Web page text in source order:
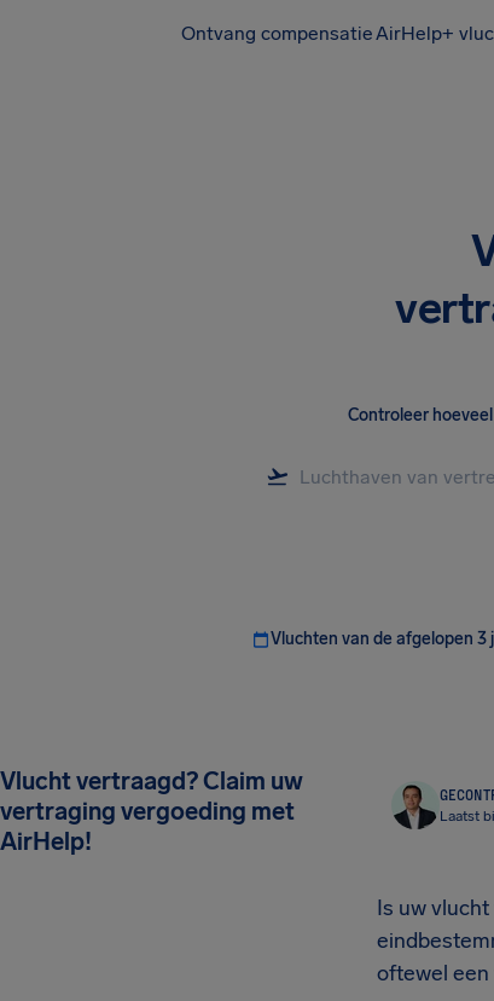
Ontvang compensatieAirHelp+
Controleer
Vluchten van de afgelopen 3
Vlucht vertraagd? Claim uw
vertraging vergoeding met
AirHelp!
Laatst
Is uw
oftewel een